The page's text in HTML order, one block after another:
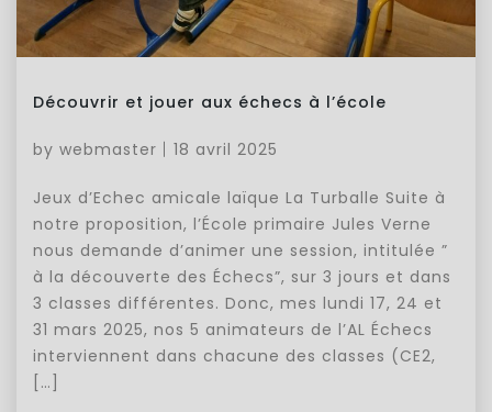
Découvrir et jouer aux échecs à l’école
by webmaster 18 avril 2025
Jeux d’Echec amicale laïque La Turballe Suite à
notre proposition, l’École primaire Jules Verne
nous demande d’animer une session, intitulée ”
à la découverte des Échecs”, sur 3 jours et dans
3 classes différentes. Donc, mes lundi 17, 24 et
31 mars 2025, nos 5 animateurs de l’AL Échecs
interviennent dans chacune des classes (CE2,
[…]